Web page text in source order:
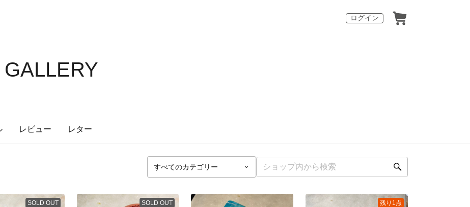
ログイン
レビュー レター
SOLD OUT SOLD OUT 残り1点